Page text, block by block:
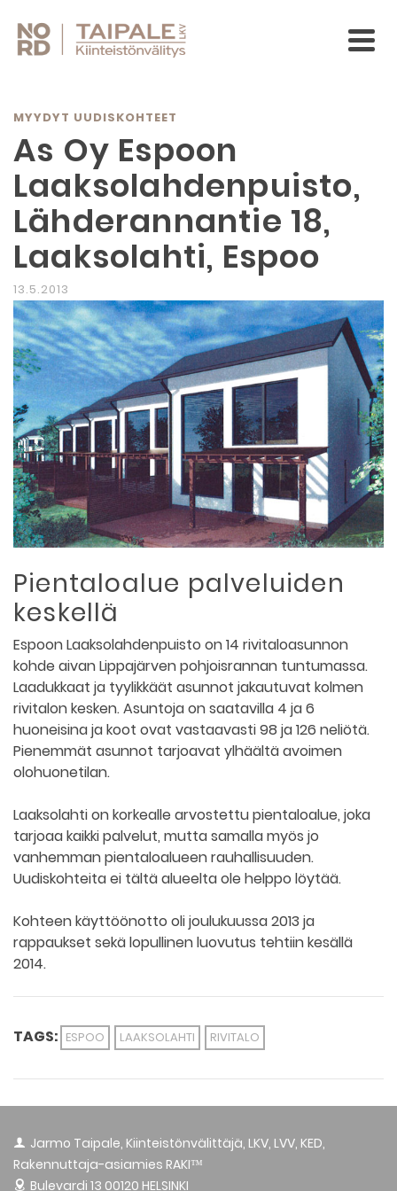
MYYDYT UUDISKOHTEET
As Oy Espoon
Laaksolahdenpuisto,
Lähderannantie 18,
Laaksolahti, Espoo
13.5.2013
Pientaloalue palveluiden
keskellä
Espoon Laaksolahdenpuisto on 14 rivitaloasunnon
kohde aivan Lippajärven pohjoisrannan tuntumassa.
Laadukkaat ja tyylikkäät asunnot jakautuvat kolmen
rivitalon kesken. Asuntoja on saatavilla 4 ja 6
huoneisina ja koot ovat vastaavasti 98 ja 126 neliötä.
Pienemmät asunnot tarjoavat ylhäältä avoimen
olohuonetilan.
Laaksolahti on korkealle arvostettu pientaloalue, joka
tarjoaa kaikki palvelut, mutta samalla myös jo
vanhemman pientaloalueen rauhallisuuden.
Uudiskohteita ei tältä alueelta ole helppo löytää.
Kohteen käyttöönotto oli joulukuussa 2013 ja
rappaukset sekä lopullinen luovutus tehtiin kesällä
2014.
TAGS: ESPOO LAAKSOLAHTI RIVITALO
Jarmo Taipale, Kiinteistönvälittäjä, LKV, LVV, KED,
Rakennuttaja-asiamies RAKI™
Bulevardi 13 00120 HELSINKI